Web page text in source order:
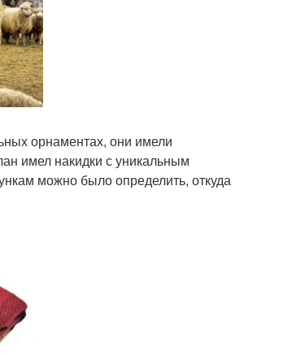
орнаментах, они имели
имел накидки с уникальным
можно было определить, откуда